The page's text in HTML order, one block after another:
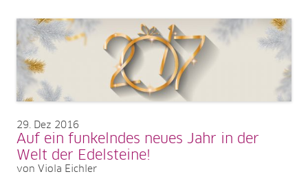
29 Dez 2016
Auf ein funkelndes neues Jahr in der
Welt der Edelsteine!
von Viola Eichler